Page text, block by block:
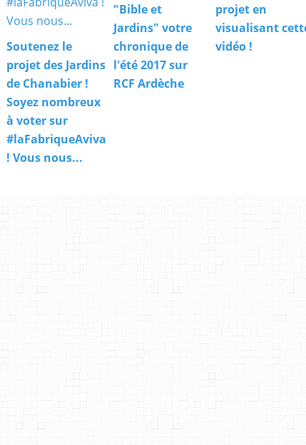
Soutenez le
projet des Jardins
de Chanabier !
Soyez nombreux
à voter sur
#laFabriqueAviva
! Vous nous...
"Bible et
Jardins" votre
chronique de
l'été 2017 sur
RCF Ardèche
projet en
visualisant
vidéo !